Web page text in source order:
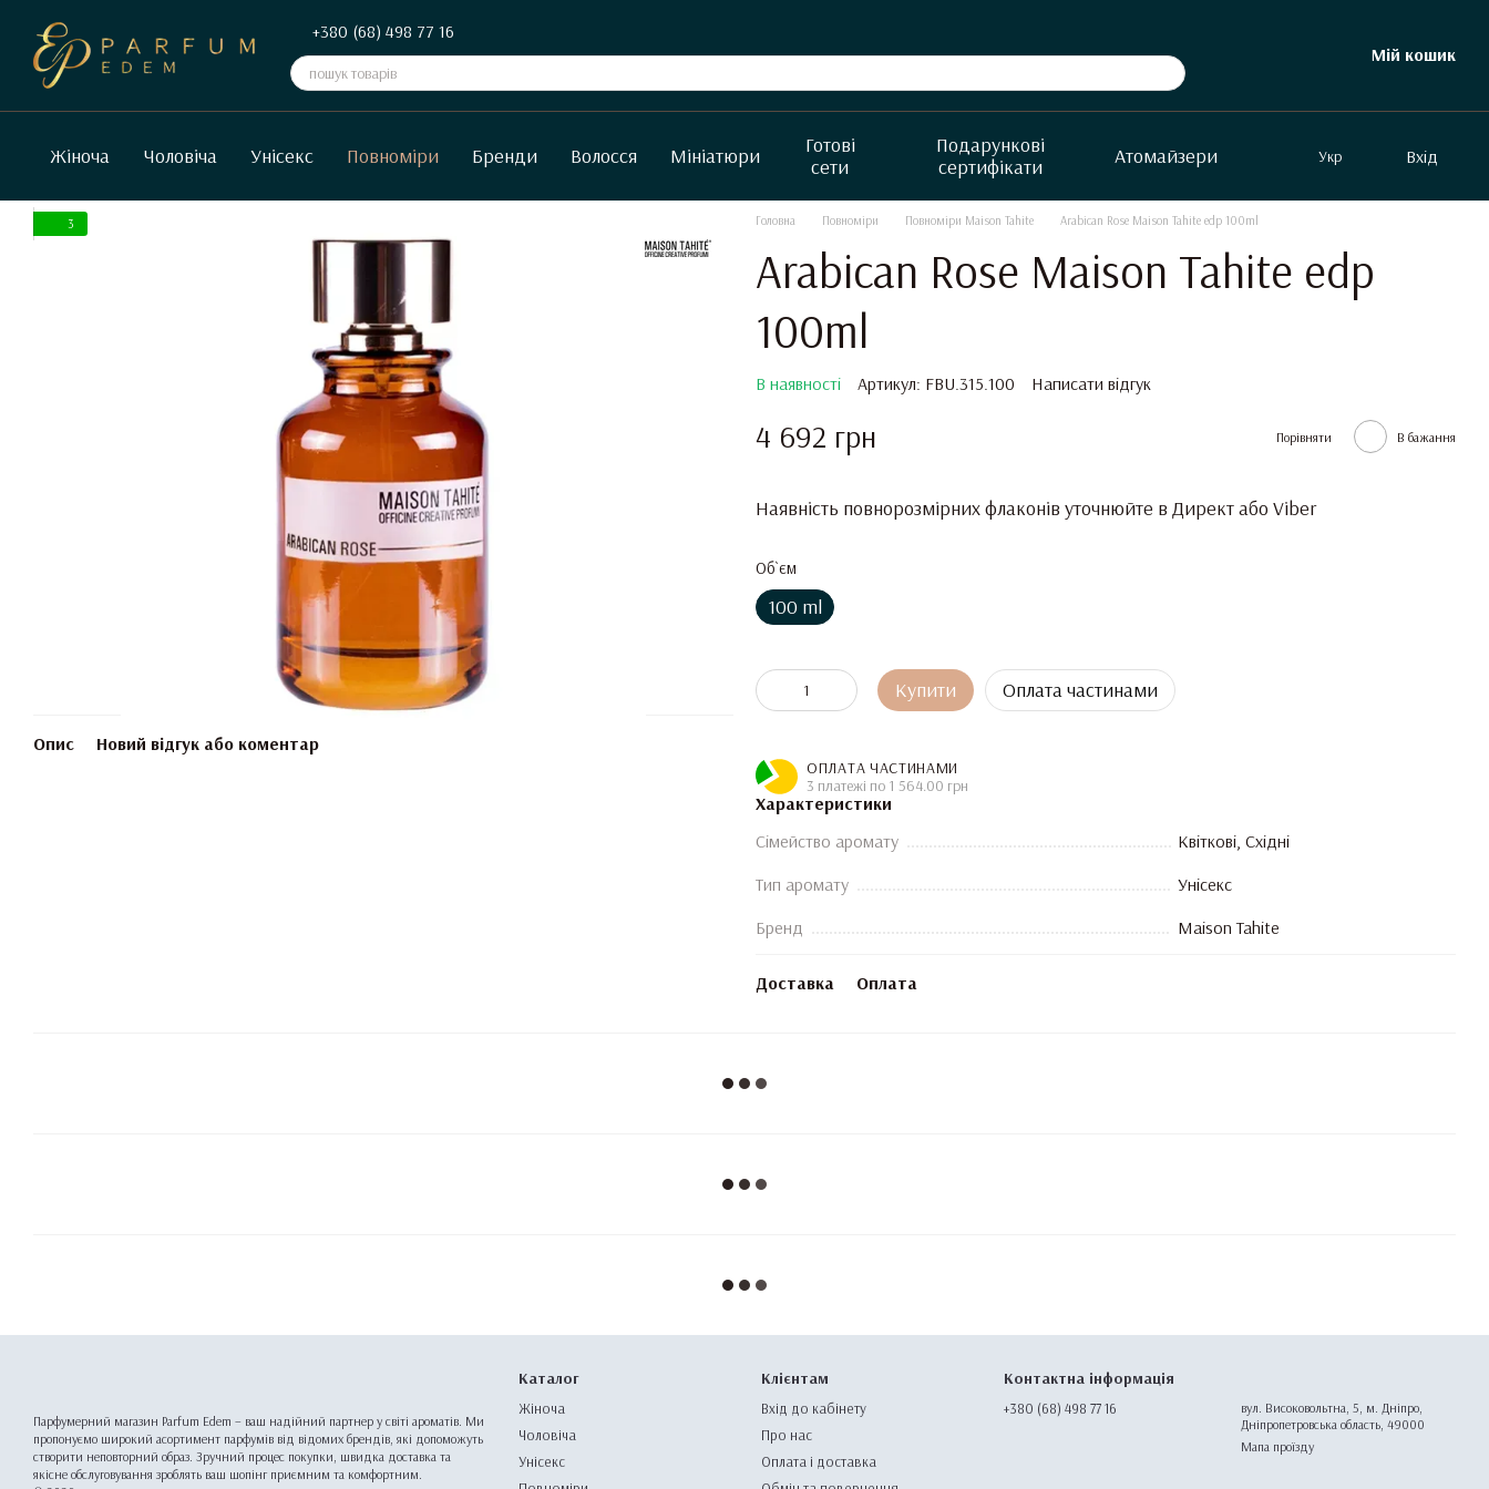
+380 (68) 498 77 16
Мій кошик
Жіноча Чоловіча Унісекс Повноміри Бренди Волосся Мініатюри
Готові
сети
Подарункові
сертифікати
Aтомайзери Укр Вхід
3
Опис Новий відгук або коментар
Головна Повноміри Повноміри Maison Tahite Arabican Rose Maison Tahite edp 100ml
Arabican Rose Maison Tahite edp
100ml
В наявності Артикул: FBU.315.100 Написати відгук
4 692 грн Порівняти В бажання
Наявність повнорозмірних флаконів уточнюйте в Директ або Viber
Об`єм
100 ml
Купити Оплата частинами
ОПЛАТА ЧАСТИНАМИ
3 платежі по 1 564.00 грн
Характеристики
Сімейство аромату
Квіткові, Східні
Тип аромату
Унісекс
Бренд
Maison Tahite
Доставка Оплата
Парфумерний магазин Parfum Edem – ваш надійний партнер у світі ароматів. Ми
пропонуємо широкий асортимент парфумів від відомих брендів, які допоможуть
створити неповторний образ. Зручний процес покупки, швидка доставка та
якісне обслуговування зроблять ваш шопінг приємним та комфортним.
Каталог
Жіноча
Чоловіча
Унісекс
Клієнтам
Вхід до кабінету
Про нас
Оплата і доставка
Контактна інформація
+380 (68) 498 77 16
вул. Високовольтна, 5, м. Дніпро,
Дніпропетровська область, 49000
Мапа проїзду